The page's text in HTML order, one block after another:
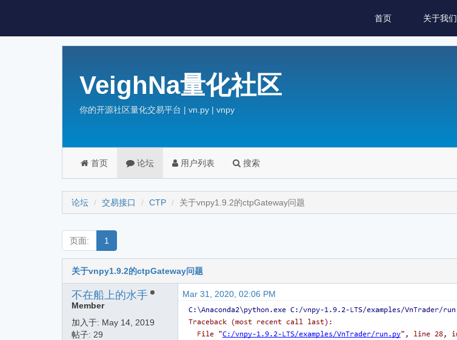
首页 关于我们
VeighNa量化社区
你的开源社区量化交易平台 | vn.py | vnpy
首页 论坛 用户列表 搜索
论坛 交易接口 CTP 关于vnpy1.9.2的ctpGateway问题
页面: 1
关于vnpy1.9.2的ctpGateway问题
不在船上的水手
Member
加入于: May 14, 2019
帖子: 29
Mar 31, 2020, 02:06 PM